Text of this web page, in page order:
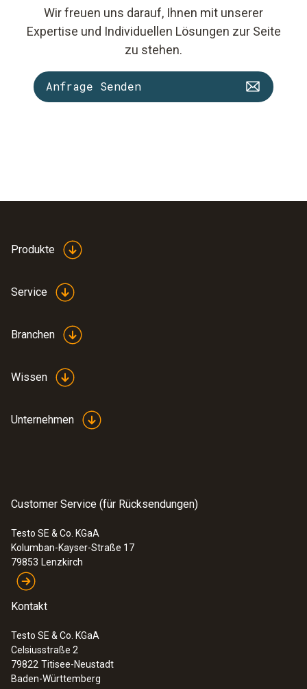
Wir freuen uns darauf, Ihnen mit unserer
Expertise und Individuellen Lösungen zur Seite
zu stehen.
Anfrage Senden
Produkte
Service
Branchen
Wissen
Unternehmen
Customer Service (für Rücksendungen)
Testo SE & Co. KGaA
Kolumban-Kayser-Straße 17
79853 Lenzkirch
Kontakt
Testo SE & Co. KGaA
Celsiusstraße 2
79822 Titisee-Neustadt
Baden-Württemberg